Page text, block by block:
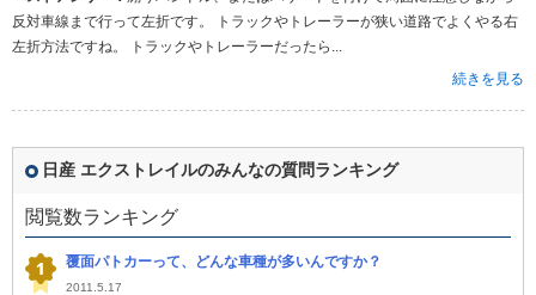
反対車線まで行って左折です。 トラックやトレーラーが狭い道路でよくやる右
左折方法ですね。 トラックやトレーラーだったら...
続きを見る
日産 エクストレイルのみんなの質問ランキング
閲覧数ランキング
覆面パトカーって、どんな車種が多いんですか？
2011.5.17